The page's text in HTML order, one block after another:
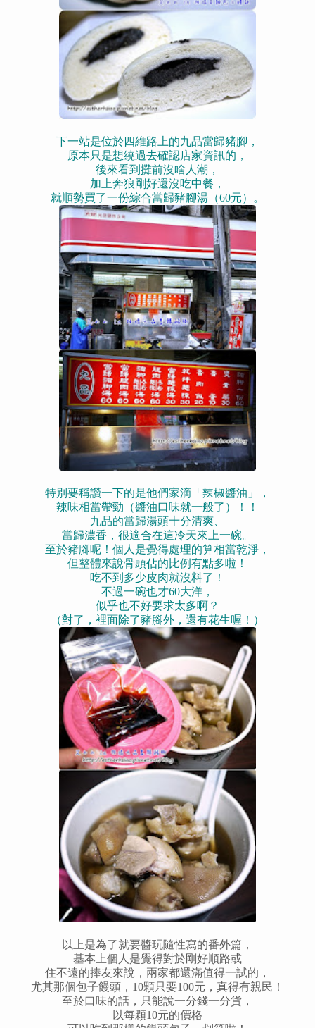
下一站是位於四維路上的九品當歸豬腳，
原本只是想繞過去確認店家資訊的，
後來看到攤前沒啥人潮，
加上奔狼剛好還沒吃中餐，
就順勢買了一份綜合當歸豬腳湯（60元）。
特別要稱讚一下的是他們家滴「辣椒醬油」，
辣味相當帶勁（醬油口味就一般了）！！
九品的當歸湯頭十分清爽、
當歸濃香，很適合在這冷天來上一碗。
至於豬腳呢！個人是覺得處理的算相當乾淨，
但整體來說骨頭佔的比例有點多啦！
吃不到多少皮肉就沒料了！
不過一碗也才60大洋，
似乎也不好要求太多啊？
（對了，裡面除了豬腳外，還有花生喔！）
以上是為了就要醬玩隨性寫的番外篇，
基本上個人是覺得對於剛好順路或
住不遠的捧友來說，兩家都還滿值得一試的，
尤其那個包子饅頭，10顆只要100元，真得有親民！
至於口味的話，只能說一分錢一分貨，
以每顆10元的價格